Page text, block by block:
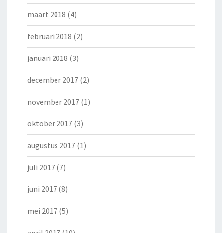
maart 2018 (4)
februari 2018 (2)
januari 2018 (3)
december 2017 (2)
november 2017 (1)
oktober 2017 (3)
augustus 2017 (1)
juli 2017 (7)
juni 2017 (8)
mei 2017 (5)